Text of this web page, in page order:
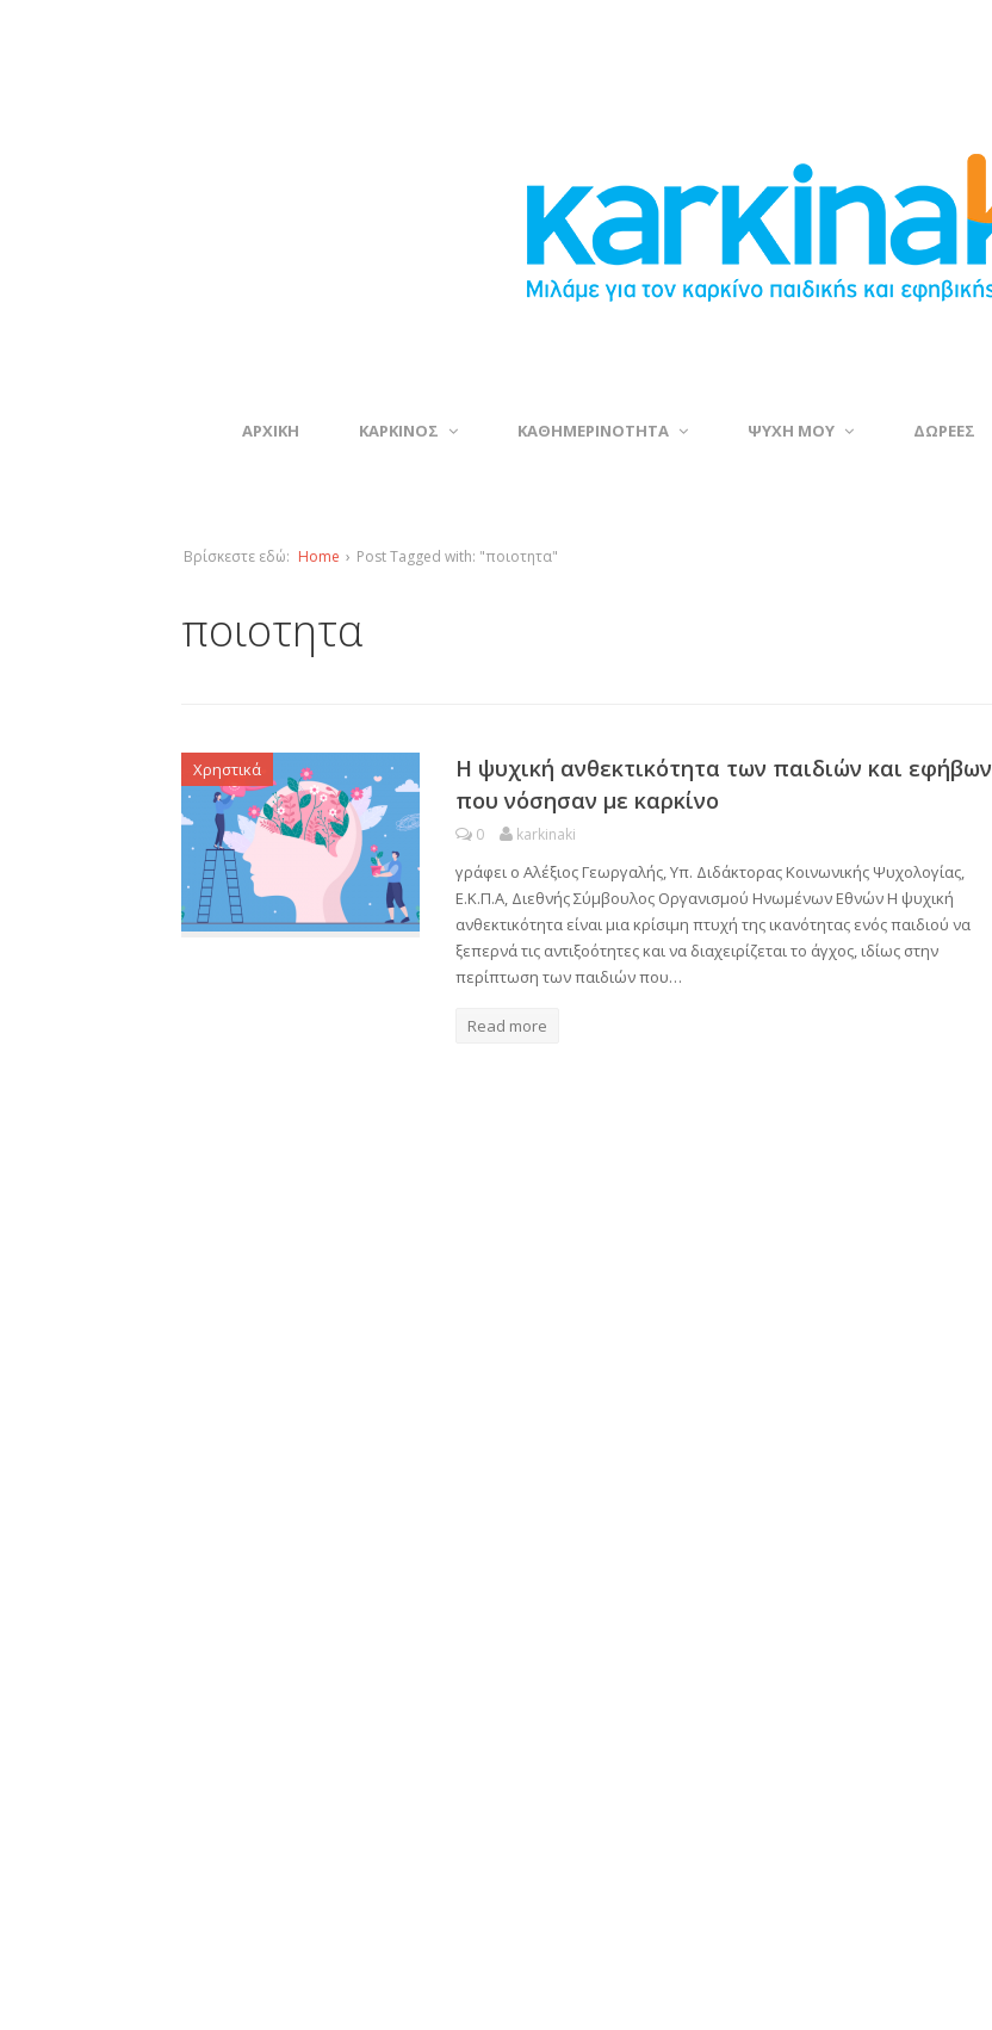
ΑΡΧΙΚΗ ΚΑΡΚΙΝΟΣ ΚΑΘΗΜΕΡΙΝΟΤΗΤΑ ΨΥΧΗ ΜΟΥ ΔΩΡΕΕΣ
Βρίσκεστε εδώ: Home › Post Tagged with: "ποιοτητα"
ποιοτητα
Χρηστικά
Η ψυχική ανθεκτικότητα των παιδιών και εφήβων
που νόσησαν με καρκίνο
0 karkinaki
γράφει ο Αλέξιος Γεωργαλής, Υπ. Διδάκτορας Κοινωνικής Ψυχολογίας,
Ε.Κ.Π.Α, Διεθνής Σύμβουλος Οργανισμού Ηνωμένων Εθνών Η ψυχική
ανθεκτικότητα είναι μια κρίσιμη πτυχή της ικανότητας ενός παιδιού να
ξεπερνά τις αντιξοότητες και να διαχειρίζεται το άγχος, ιδίως στην
περίπτωση των παιδιών που…
Read more